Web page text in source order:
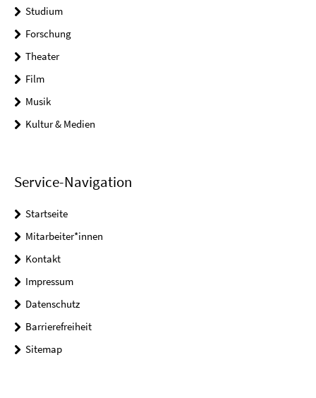
Studium
Forschung
Theater
Film
Musik
Kultur & Medien
Service-Navigation
Startseite
Mitarbeiter*innen
Kontakt
Impressum
Datenschutz
Barrierefreiheit
Sitemap